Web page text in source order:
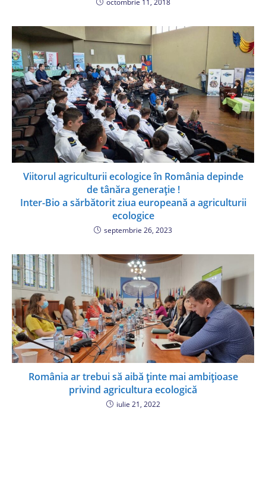
octombrie 11, 2018
Viitorul agriculturii ecologice în România depinde
de tânăra generație !
Inter-Bio a sărbătorit ziua europeană a agriculturii
ecologice
septembrie 26, 2023
România ar trebui să aibă ținte mai ambițioase
privind agricultura ecologică
iulie 21, 2022